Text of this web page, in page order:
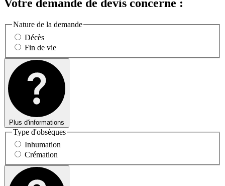
Votre demande de devis concerne :
Nature de la demande
Décès
Fin de vie
Plus d'informations
Type d'obsèques
Inhumation
Crémation